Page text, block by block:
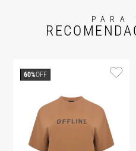
PARA
60%OFF